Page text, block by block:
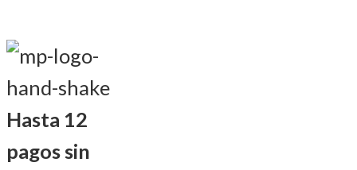
Hasta 12
pagos sin